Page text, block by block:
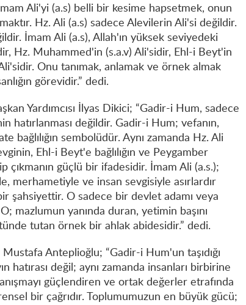
Ali'yi (a.s) belli bir kesime hapsetmek, onun
Hz. Ali (a.s) sadece Alevilerin Ali'si değildir.
İmam Ali (a.s), Allah'ın yüksek seviyedeki
Hz. Muhammed'in (s.a.v) Ali'sidir, Ehl-i Beyt'in
Onu tanımak, anlamak ve örnek almak
görevidir.” dedi.
Yardımcısı İlyas Dikici; “Gadir-i Hum, sadece
hatırlanması değildir. Gadir-i Hum; vefanın,
bağlılığın sembolüdür. Aynı zamanda Hz. Ali
Ehl-i Beyt'e bağlılığın ve Peygamber
çıkmanın güçlü bir ifadesidir. İmam Ali (a.s.);
merhametiyle ve insan sevgisiyle asırlardır
şahsiyettir. O sadece bir devlet adamı veya
mazlumun yanında duran, yetimin başını
tutan örnek bir ahlak abidesidir.” dedi.
Anteplioğlu; “Gadir-i Hum'un taşıdığı
hatırası değil; aynı zamanda insanları birbirine
güçlendiren ve ortak değerler etrafında
bir çağrıdır. Toplumumuzun en büyük gücü;